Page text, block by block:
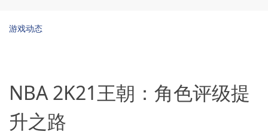
游戏动态
NBA 2K21王朝：角色评级提
升之路